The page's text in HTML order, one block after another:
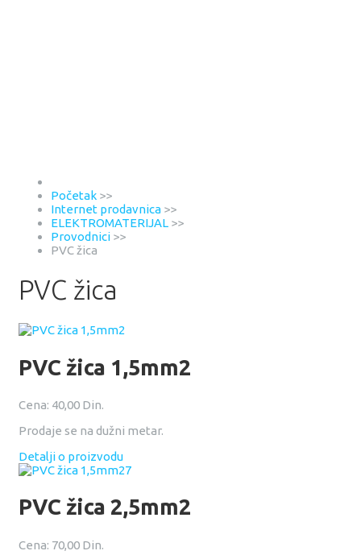
Početak >>
Internet prodavnica >>
ELEKTROMATERIJAL >>
Provodnici >>
PVC žica
PVC žica
PVC žica 1,5mm2
Cena: 40,00 Din.
Prodaje se na dužni metar.
Detalji o proizvodu
PVC žica 2,5mm2
Cena: 70,00 Din.